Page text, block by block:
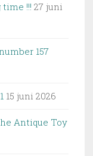
!!! 27 juni
157
15 juni 2026
Antique Toy